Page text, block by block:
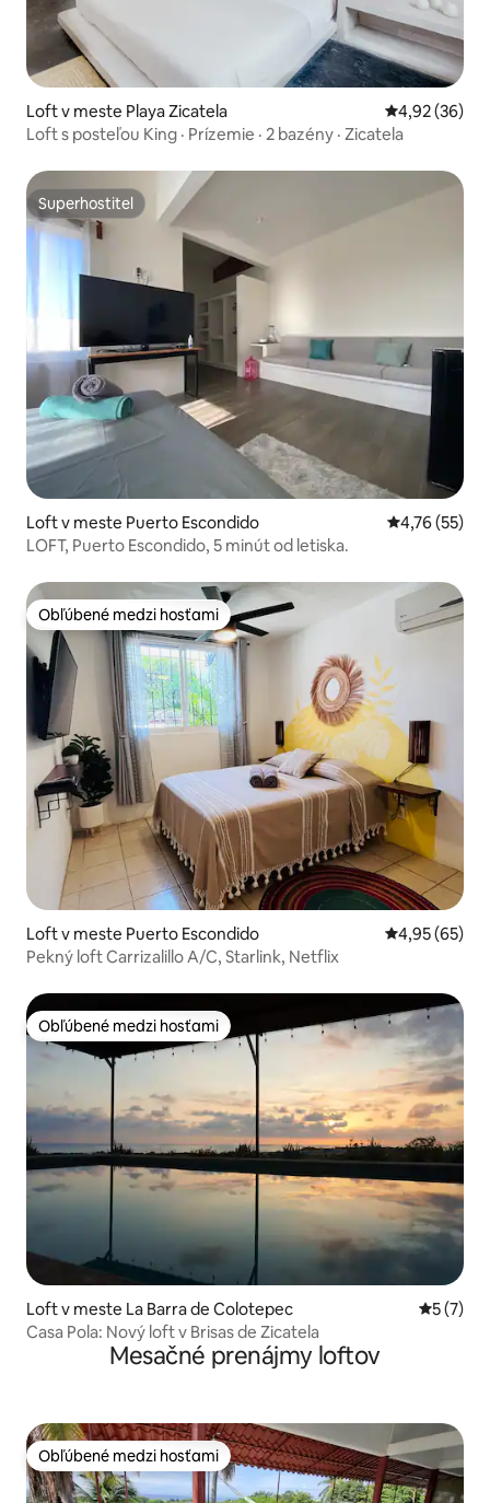
Loft v meste Playa Zicatela Priemerné
4,92 (36)
Loft s posteľou King · Prízemie · 2 bazény · Zicatela
Superhostiteľ
Superhostiteľ
Loft v meste Puerto Escondido Priemerné
4,76 (55)
LOFT, Puerto Escondido, 5 minút od letiska.
Obľúbené medzi hosťami
Obľúbené medzi hosťami
Loft v meste Puerto Escondido Priemerné
4,95 (65)
Pekný loft Carrizalillo A/C, Starlink, Netflix
Obľúbené medzi hosťami
Obľúbené medzi hosťami
Loft v meste La Barra de Colotepec
5 (7)
Casa Pola: Nový loft v Brisas de Zicatela
Mesačné prenájmy loftov
Obľúbené medzi hosťami
Obľúbené medzi hosťami